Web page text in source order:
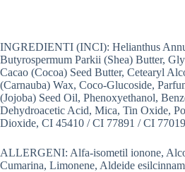
INGREDIENTI (INCI): Helianthus
Butyrospermum Parkii (Shea) Butter,
Cacao (Cocoa) Seed Butter, Cetearyl
(Carnauba) Wax, Coco-Glucoside,
(Jojoba) Seed Oil, Phenoxyethanol,
Dehydroacetic Acid, Mica, Tin Oxide,
Dioxide, CI 45410 / CI 77891 / CI
ALLERGENI: Alfa-isometil ionone,
Cumarina, Limonene, Aldeide